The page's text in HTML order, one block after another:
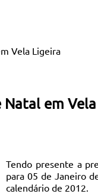
Vela Ligeira
em
Tendo presente a
para 05 de Janeiro
calendário de 2012.